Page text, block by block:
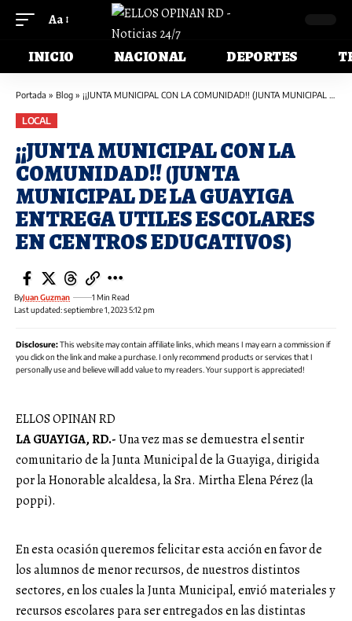
Aa
INICIO NACIONAL DEPORTES
Portada » Blog » ¡¡JUNTA MUNICIPAL CON LA COMUNIDAD!! (JUNTA MUNICIPAL DE LA GUAYIGA ENTREGA UTILES ESCOLARES EN CENTROS EDUCATIVOS)
LOCAL
¡¡JUNTA MUNICIPAL CON LA
COMUNIDAD!! (JUNTA
MUNICIPAL DE LA GUAYIGA
ENTREGA UTILES ESCOLARES
EN CENTROS EDUCATIVOS)
Last updated: septiembre 1, 2023 5:12 pm
ByJuan Guzman 1 Min Read
Disclosure:This website may contain affiliate links, which means I may earn a commission if
you click on the link and make a purchase. I only recommend products or services that I
personally use and believe will add value to my readers. Your support is appreciated!
ELLOS OPINAN RD
LA GUAYIGA, RD.-Una vez mas se demuestra el sentir
comunitario de la Junta Municipal de la Guayiga, dirigida
por la Honorable alcaldesa, la Sra. Mirtha Elena Pérez (la
poppi).
En esta ocasión queremos felicitar esta acción en favor de
los alumnos de menor recursos, de nuestros distintos
sectores, en los cuales la Junta Municipal, envió materiales y
recursos escolares para ser entregados en las distintas